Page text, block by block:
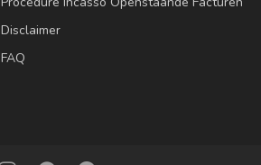
Disclaimer
FAQ